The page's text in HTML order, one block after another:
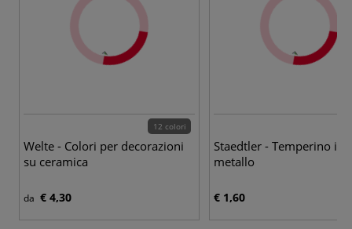
12 colori
Welte - Colori per decorazioni
su ceramica
da € 4,30
Staedtler - Temperino in
metallo
€ 1,60